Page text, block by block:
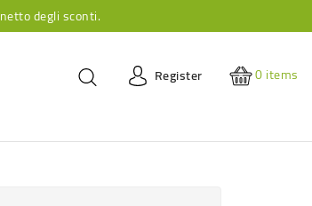
degli sconti.
Register 0items